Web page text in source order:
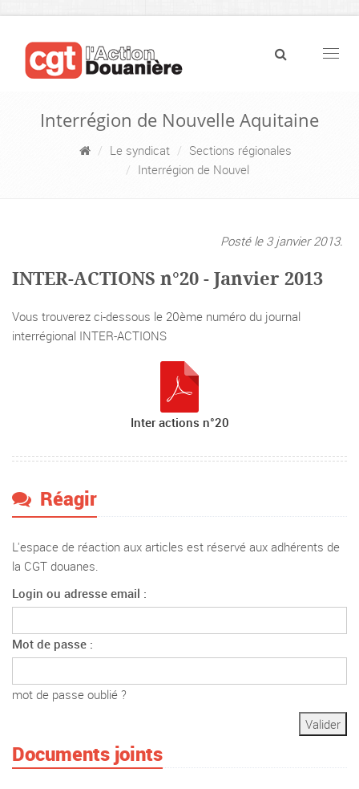
Interrégion de Nouvelle Aquitaine
Le syndicat
Sections régionales
Interrégion de Nouvel
Posté le 3 janvier 2013.
INTER-ACTIONS n°20 - Janvier 2013
Vous trouverez ci-dessous le 20ème numéro du journal
interrégional INTER-ACTIONS
Inter actions n°20
Réagir
L'espace de réaction aux articles est réservé aux adhérents de
la CGT douanes.
Login ou adresse email :
Mot de passe :
mot de passe oublié ?
Documents joints